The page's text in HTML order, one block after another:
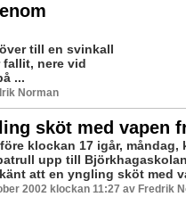
till en svinkall
nere vid
...
Norman
sköt med vapen
klockan 17 igår, måndag,
upp till
att en yngling sköt med
2002 klockan 11:27 av Fredrik